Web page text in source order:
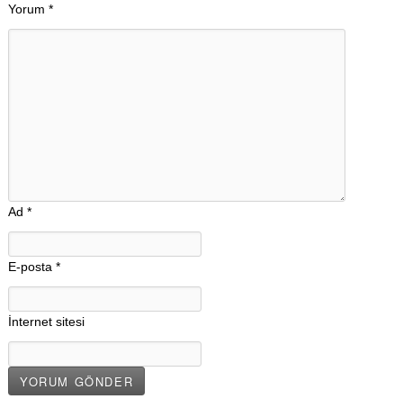
Yorum *
Ad *
E-posta *
İnternet sitesi